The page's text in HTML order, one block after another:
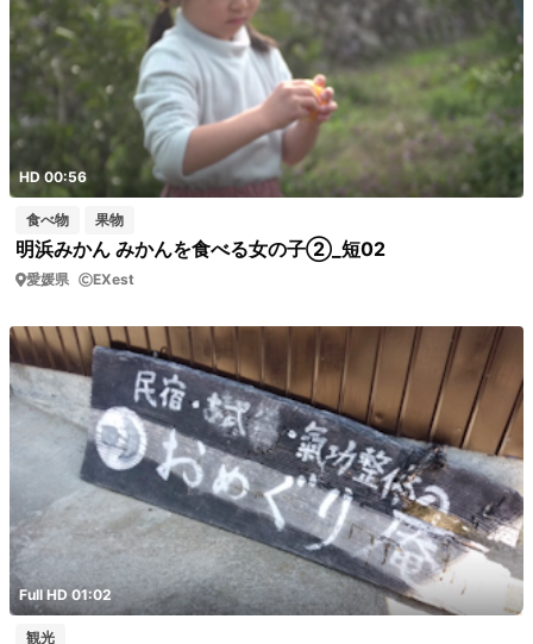
HD 00:56
食べ物 果物
明浜みかん みかんを食べる女の子②_短02
愛媛県 EXest
Full HD 01:02
観光